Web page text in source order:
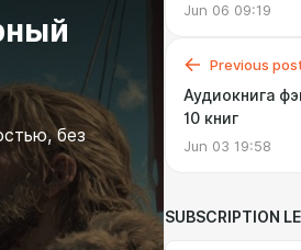
без
Jun 06 09:19
Previous
Аудиокнига
10 книг
Jun 03 19:58
SUBSCRIPTION